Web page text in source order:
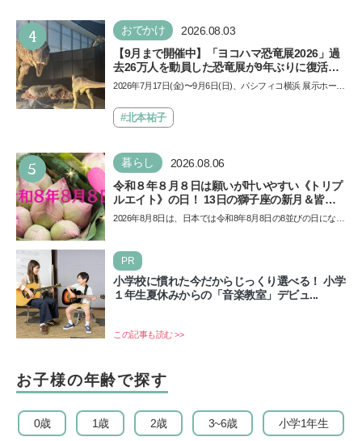
4 おでかけ 2026.08.03
【9月まで開催中】「ヨコハマ恐竜展2026」過
去26万人を動員した恐竜展が9年ぶりに復活！
夏休みのおでかけで楽しむポイントを完全ガイ
2026年7月17日(金)〜9月6日(日)、パシフィコ横浜 展示ホール
催…
#北本祐子
5 暮らし 2026.08.06
令和８年８月８日は願いが叶いやすい《トリプ
ルエイト》の日！ 13日の獅子座の新月＆皆既
日食の影響にも注目
2026年8月8日は、日本では令和8年8月8日の8並びの日になり
PR
小学校に慣れた今だからじっくり選べる！ 小学
１年生夏休みからの「音楽教室」デビュ...
この記事も読む >>
お子様の年齢で探す
0歳 1歳 2歳 3~6歳 小学1年生